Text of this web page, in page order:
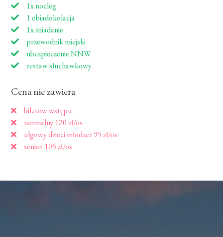
1x nocleg
1 obiadokolacja
1x śniadanie
przewodnik miejski
ubezpieczenie NNW
zestaw słuchawkowy
Cena nie zawiera
biletów wstępu
normalny 120 zł/os
ulgowy dzieci młodzeż 95 zł/os
senior 105 zł/os